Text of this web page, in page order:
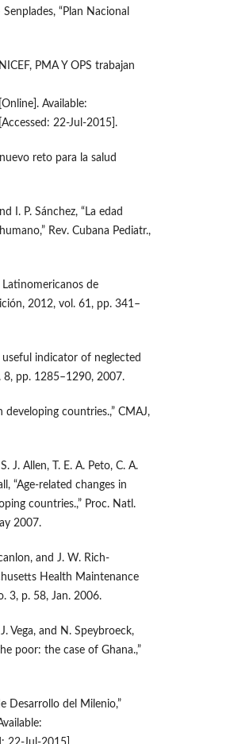
“Plan Nacional
PMA Y OPS trabajan
Available:
22-Jul-2015].
reto para la salud
I. P. Sánchez, “La edad
Rev. Cubana Pediatr.,
de
2012, vol. 61, pp. 341–
useful indicator of neglected
8, pp. 1285–1290, 2007.
countries.,” CMAJ,
J. Allen, T. E. A. Peto, C. A.
“Age-related changes in
countries.,” Proc. Natl.
2007.
and J. W. Rich-
Health Maintenance
3, p. 58, Jan. 2006.
Vega, and N. Speybroeck,
poor: the case of Ghana.,”
Desarrollo del Milenio,”